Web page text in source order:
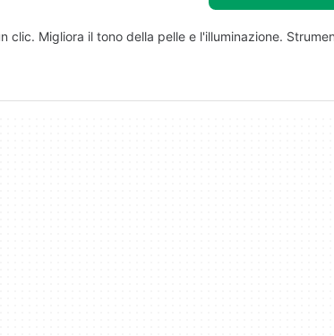
clic. Migliora il tono della pelle e l'illuminazione.